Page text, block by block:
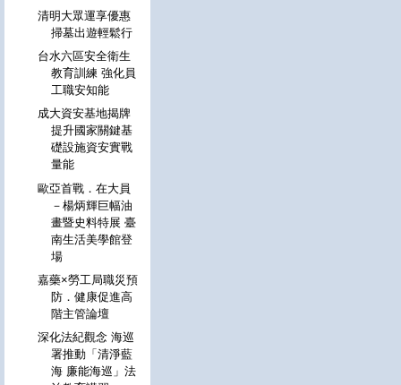
清明大眾運享優惠
掃墓出遊輕鬆行
台水六區安全衛生
教育訓練 強化員
工職安知能
成大資安基地揭牌
提升國家關鍵基
礎設施資安實戰
量能
歐亞首戰．在大員
－楊炳輝巨幅油
畫暨史料特展 臺
南生活美學館登
場
嘉藥×勞工局職災預
防．健康促進高
階主管論壇
深化法紀觀念 海巡
署推動「清淨藍
海 廉能海巡」法